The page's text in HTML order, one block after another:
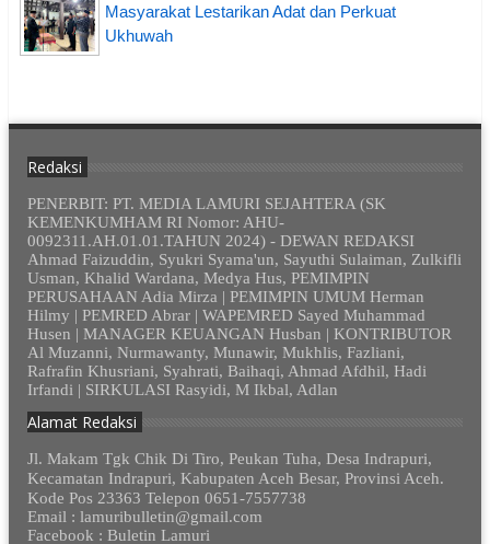
Masyarakat Lestarikan Adat dan Perkuat
Ukhuwah
Redaksi
PENERBIT: PT. MEDIA LAMURI SEJAHTERA (SK
KEMENKUMHAM RI Nomor: AHU-
0092311.AH.01.01.TAHUN 2024) - DEWAN REDAKSI
Ahmad Faizuddin, Syukri Syama'un, Sayuthi Sulaiman, Zulkifli
Usman, Khalid Wardana, Medya Hus, PEMIMPIN
PERUSAHAAN Adia Mirza | PEMIMPIN UMUM Herman
Hilmy | PEMRED Abrar | WAPEMRED Sayed Muhammad
Husen | MANAGER KEUANGAN Husban | KONTRIBUTOR
Al Muzanni, Nurmawanty, Munawir, Mukhlis, Fazliani,
Rafrafin Khusriani, Syahrati, Baihaqi, Ahmad Afdhil, Hadi
Irfandi | SIRKULASI Rasyidi, M Ikbal, Adlan
Alamat Redaksi
Jl. Makam Tgk Chik Di Tiro, Peukan Tuha, Desa Indrapuri,
Kecamatan Indrapuri, Kabupaten Aceh Besar, Provinsi Aceh.
Kode Pos 23363 Telepon 0651-7557738
Email : lamuribulletin@gmail.com
Facebook : Buletin Lamuri